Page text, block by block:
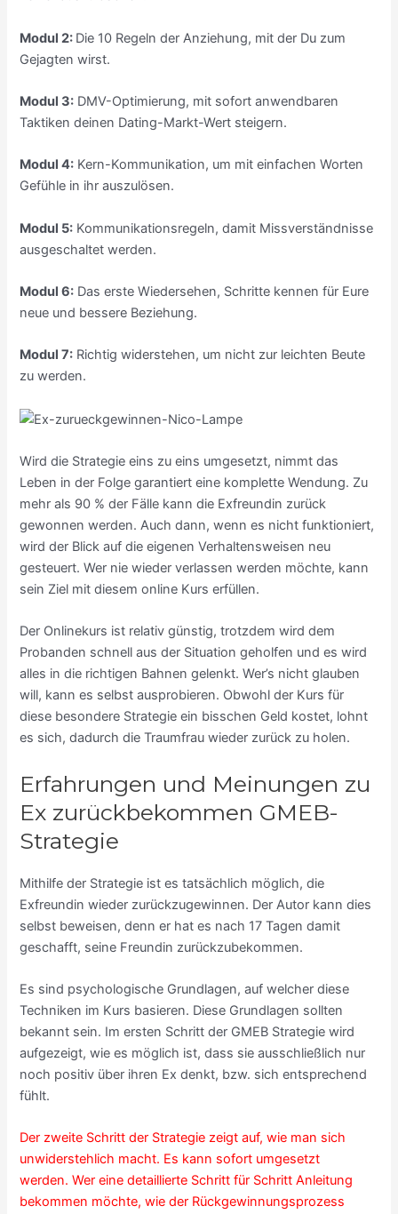
Modul 2: Die 10 Regeln der Anziehung, mit der Du zum
Gejagten wirst.
Modul 3: DMV-Optimierung, mit sofort anwendbaren
Taktiken deinen Dating-Markt-Wert steigern.
Modul 4: Kern-Kommunikation, um mit einfachen Worten
Gefühle in ihr auszulösen.
Modul 5: Kommunikationsregeln, damit Missverständnisse
ausgeschaltet werden.
Modul 6: Das erste Wiedersehen, Schritte kennen für Eure
neue und bessere Beziehung.
Modul 7: Richtig widerstehen, um nicht zur leichten Beute
zu werden.
Wird die Strategie eins zu eins umgesetzt, nimmt das
Leben in der Folge garantiert eine komplette Wendung. Zu
mehr als 90 % der Fälle kann die Exfreundin zurück
gewonnen werden. Auch dann, wenn es nicht funktioniert,
wird der Blick auf die eigenen Verhaltensweisen neu
gesteuert. Wer nie wieder verlassen werden möchte, kann
sein Ziel mit diesem online Kurs erfüllen.
Der Onlinekurs ist relativ günstig, trotzdem wird dem
Probanden schnell aus der Situation geholfen und es wird
alles in die richtigen Bahnen gelenkt. Wer’s nicht glauben
will, kann es selbst ausprobieren. Obwohl der Kurs für
diese besondere Strategie ein bisschen Geld kostet, lohnt
es sich, dadurch die Traumfrau wieder zurück zu holen.
Erfahrungen und Meinungen zu
Ex zurückbekommen GMEB-
Strategie
Mithilfe der Strategie ist es tatsächlich möglich, die
Exfreundin wieder zurückzugewinnen. Der Autor kann dies
selbst beweisen, denn er hat es nach 17 Tagen damit
geschafft, seine Freundin zurückzubekommen.
Es sind psychologische Grundlagen, auf welcher diese
Techniken im Kurs basieren. Diese Grundlagen sollten
bekannt sein. Im ersten Schritt der GMEB Strategie wird
aufgezeigt, wie es möglich ist, dass sie ausschließlich nur
noch positiv über ihren Ex denkt, bzw. sich entsprechend
fühlt.
Der zweite Schritt der Strategie zeigt auf, wie man sich
unwiderstehlich macht. Es kann sofort umgesetzt
werden. Wer eine detaillierte Schritt für Schritt Anleitung
bekommen möchte, wie der Rückgewinnungsprozess